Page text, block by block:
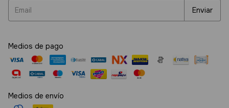
Medios de pago
Medios de envío